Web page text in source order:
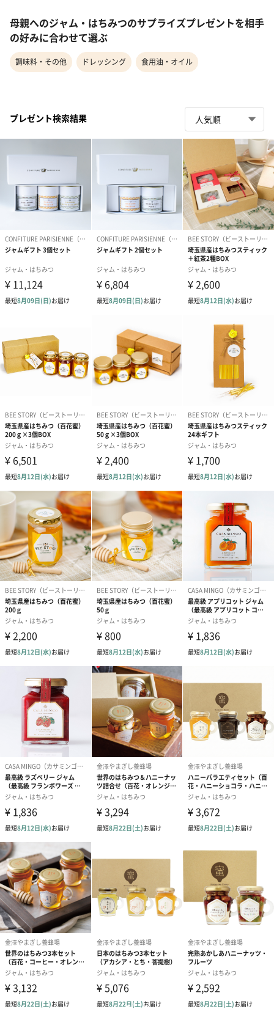
母親へのジャム・はちみつのサプライズプレゼントを相手
の好みに合わせて選ぶ
調味料・その他 ドレッシング 食用油・オイル
プレゼント検索結果